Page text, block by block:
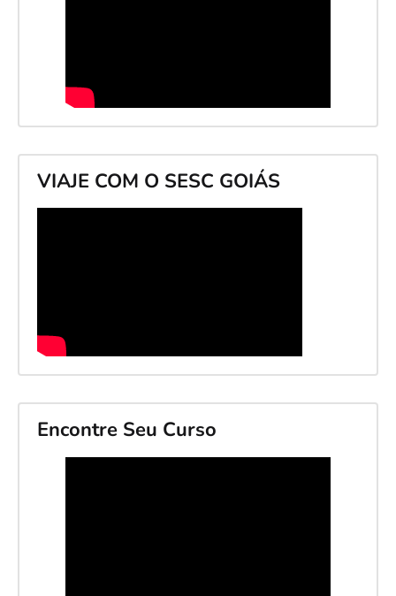
VIAJE COM O SESC GOIÁS
Encontre Seu Curso